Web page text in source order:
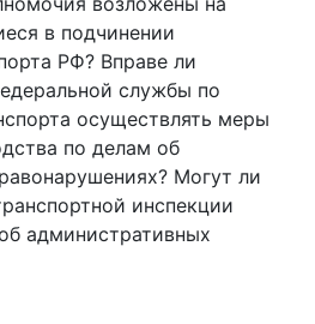
в подчинении
РФ? Вправе ли
службы по
осуществлять меры
по делам об
Могут ли
инспекции
административных